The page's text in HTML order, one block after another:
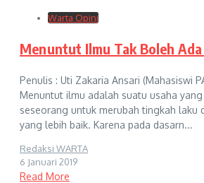
Warta Opini
Menuntut Ilmu Tak Boleh
Penulis : Uti Zakaria Ansari (Mahasiswi
Menuntut ilmu adalah suatu usaha
seseorang untuk merubah tingkah laku
yang lebih baik. Karena pada dasarn...
Redaksi WARTA
6 Januari 2019
Read More